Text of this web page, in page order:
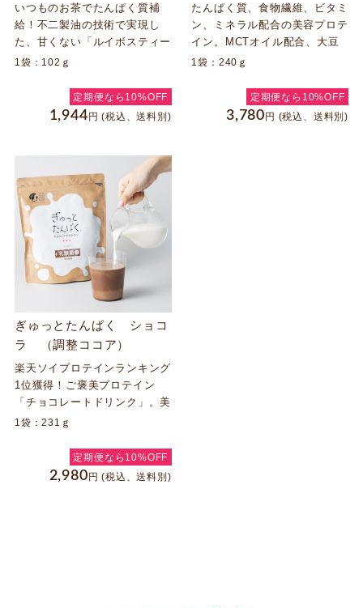
いつものお茶でたんぱく質補
給！不二製油の技術で実現し
た、甘くない「ルイボスティー
風味」のプロテイン。シェイカ
カフェインだから食事中や寝る
前もOK。運動しない方も無理
なく続けられる、新しいたんぱ
1袋：102ｇ
定期便なら10%OFF
1,944 円(税込、送料別)
たんぱく質、食物繊維、ビタミ
ン、ミネラル配合の美容プロテ
イン。MCTオイル配合、大豆
臭が大幅に抑えられたソイプロ
1袋：240ｇ
定期便なら10%OFF
3,780 円 (税込、送料別)
ぎゅっとたんぱく ショコ
ラ （調整ココア）
楽天ソイプロテインランキング
1位獲得！ご褒美プロテイン
「チョコレートドリンク」。美
味しく飲んで健康に。これ1杯
維、ポリフェノールが一度に摂
1袋：231ｇ
定期便なら10%OFF
2,980 円(税込、送料別)